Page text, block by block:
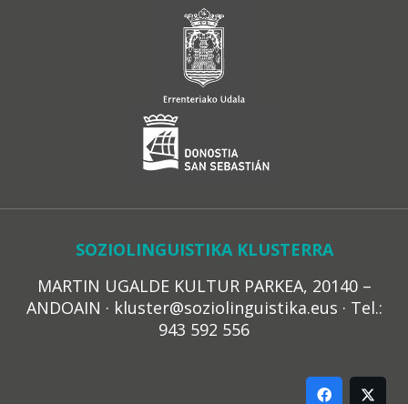
SOZIOLINGUISTIKA KLUSTERRA
MARTIN UGALDE KULTUR PARKEA, 20140 –
ANDOAIN · kluster@soziolinguistika.eus · Tel.:
943 592 556